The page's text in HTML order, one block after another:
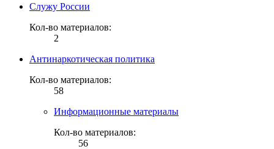
Служу России
Кол-во материалов:
2
Антинаркотическая политика
Кол-во материалов:
58
Информационные материалы
Кол-во материалов:
56